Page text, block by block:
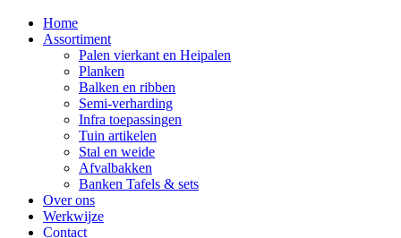
Home
Assortiment
Palen vierkant en Heipalen
Planken
Balken en ribben
Semi-verharding
Infra toepassingen
Tuin artikelen
Stal en weide
Afvalbakken
Banken Tafels & sets
Over ons
Werkwijze
Contact